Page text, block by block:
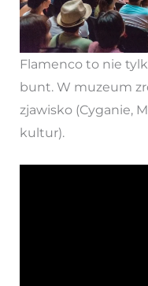
Flamenco to nie
bunt. W muzeum
zjawisko (Cyganie,
kultur).